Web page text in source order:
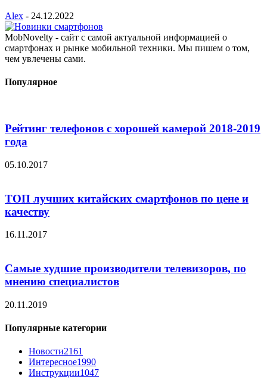
Alex - 24.12.2022
MobNovelty - сайт с самой актуальной информацией о
смартфонах и рынке мобильной техники. Мы пишем о том,
чем увлечены сами.
Популярное
Рейтинг телефонов с хорошей камерой 2018-2019
года
05.10.2017
ТОП лучших китайских смартфонов по цене и
качеству
16.11.2017
Самые худшие производители телевизоров, по
мнению специалистов
20.11.2019
Популярные категории
Новости2161
Интересное1990
Инструкции1047